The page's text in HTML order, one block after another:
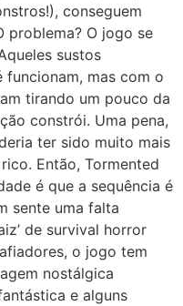
conseguem
problema? O jogo se
sustos
funcionam, mas com o
tirando um pouco da
constrói. Uma pena,
ter sido muito mais
Então, Tormented
é que a sequência é
sente uma falta
de survival horror
o jogo tem
nostálgica
e alguns